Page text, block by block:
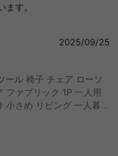
す。
2025/09/25
ール 椅子 チェア ローソ
ファブリック 1P 一人用
小さめ リビング 一人暮ら